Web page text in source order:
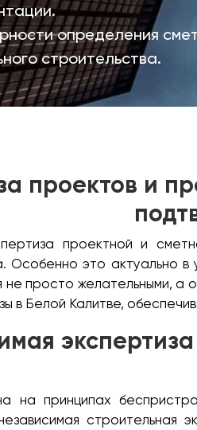
определения
строительства.
проектов и
проектной и
Особенно это актуально
не просто желательными, а
в Белой Калитве,
на принципах
строительная